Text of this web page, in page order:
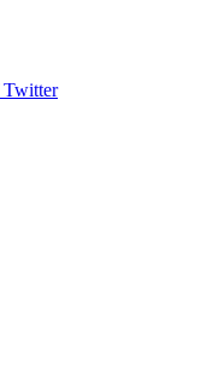
Twitter